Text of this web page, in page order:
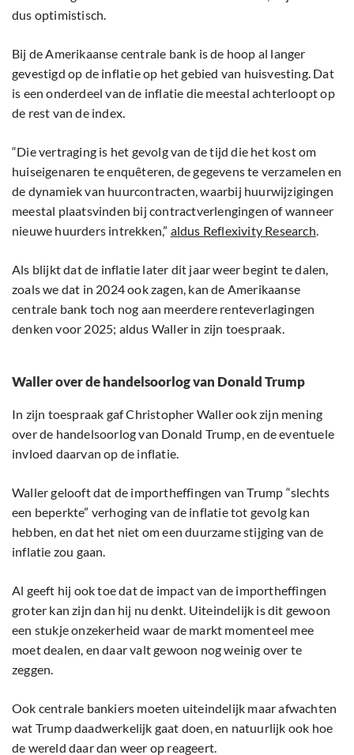
dus optimistisch.
Bij de Amerikaanse centrale bank is de hoop al langer
gevestigd op de inflatie op het gebied van huisvesting. Dat
is een onderdeel van de inflatie die meestal achterloopt op
de rest van de index.
“Die vertraging is het gevolg van de tijd die het kost om
huiseigenaren te enquêteren, de gegevens te verzamelen en
de dynamiek van huurcontracten, waarbij huurwijzigingen
meestal plaatsvinden bij contractverlengingen of wanneer
nieuwe huurders intrekken,” aldus Reflexivity Research.
Als blijkt dat de inflatie later dit jaar weer begint te dalen,
zoals we dat in 2024 ook zagen, kan de Amerikaanse
centrale bank toch nog aan meerdere renteverlagingen
denken voor 2025; aldus Waller in zijn toespraak.
Waller over de handelsoorlog van Donald Trump
In zijn toespraak gaf Christopher Waller ook zijn mening
over de handelsoorlog van Donald Trump, en de eventuele
invloed daarvan op de inflatie.
Waller gelooft dat de importheffingen van Trump “slechts
een beperkte” verhoging van de inflatie tot gevolg kan
hebben, en dat het niet om een duurzame stijging van de
inflatie zou gaan.
Al geeft hij ook toe dat de impact van de importheffingen
groter kan zijn dan hij nu denkt. Uiteindelijk is dit gewoon
een stukje onzekerheid waar de markt momenteel mee
moet dealen, en daar valt gewoon nog weinig over te
zeggen.
Ook centrale bankiers moeten uiteindelijk maar afwachten
wat Trump daadwerkelijk gaat doen, en natuurlijk ook hoe
de wereld daar dan weer op reageert.